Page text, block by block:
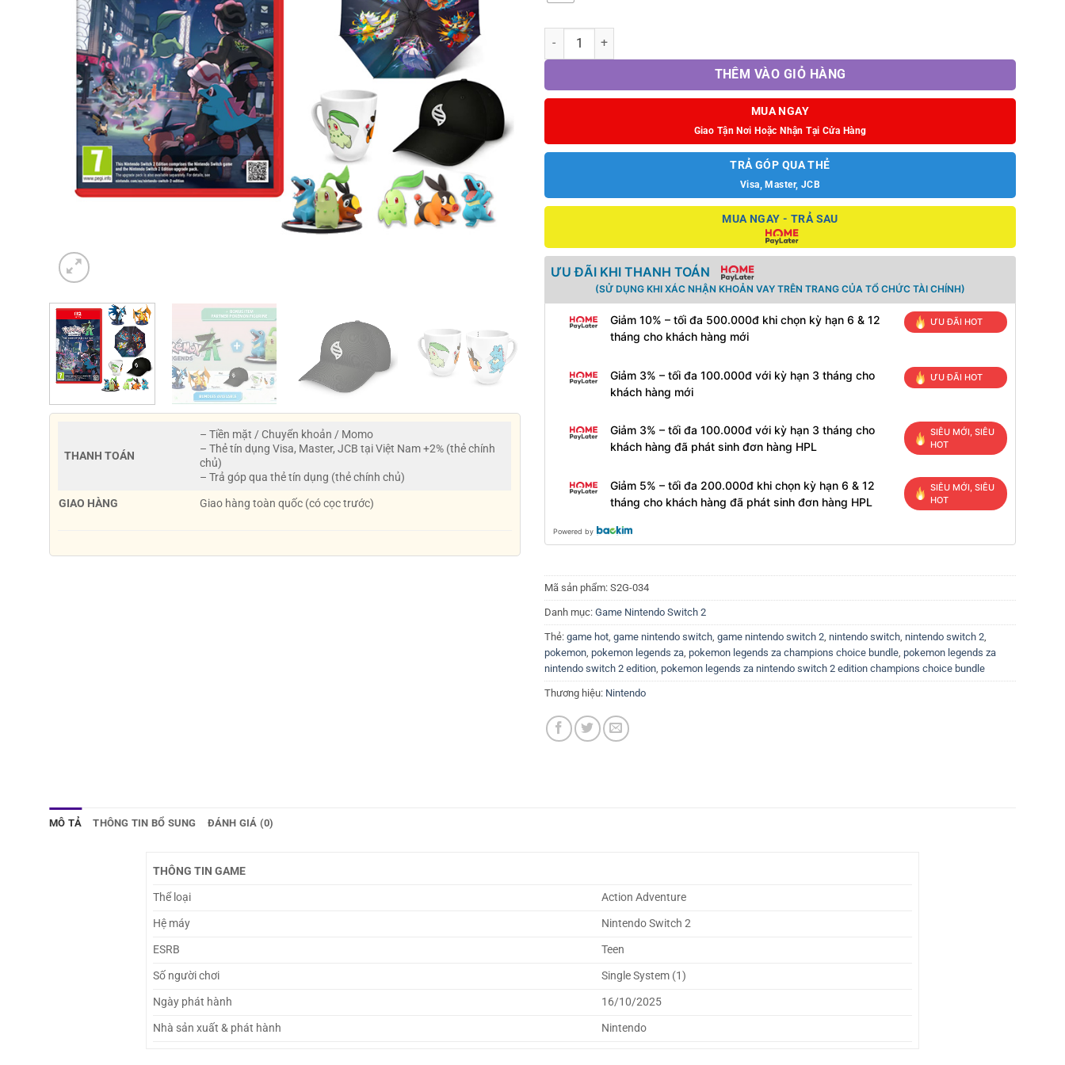
THANH TOÁN
– Tiền mặt / Chuyển khoản / Momo
– Thẻ tín dụng Visa, Master, JCB tại Việt Nam +2% (thẻ chính
chủ)
– Trả góp qua thẻ tín dụng (thẻ chính chủ)
GIAO HÀNG
Giao hàng toàn quốc (có cọc trước)
Game Pokemon Legends: Z-A Champion's Choice Bundle số lượng
THÊM VÀO GIỎ HÀNG
MUA NGAY
Giao Tận Nơi Hoặc Nhận Tại Cửa Hàng
TRẢ GÓP QUA THẺ
Visa, Master, JCB
MUA NGAY - TRẢ SAU
ƯU ĐÃI KHI THANH TOÁN
(SỬ DỤNG KHI XÁC NHẬN KHOẢN VAY TRÊN TRANG CỦA TỔ CHỨC TÀI CHÍNH)
Giảm 10% – tối đa 500.000đ khi chọn kỳ hạn 6 & 12
tháng cho khách hàng mới
ƯU ĐÃI HOT
Giảm 3% – tối đa 100.000đ với kỳ hạn 3 tháng cho
khách hàng mới
ƯU ĐÃI HOT
Giảm 3% – tối đa 100.000đ với kỳ hạn 3 tháng cho
khách hàng đã phát sinh đơn hàng HPL
SIÊU MỚI, SIÊU
HOT
Giảm 5% – tối đa 200.000đ khi chọn kỳ hạn 6 & 12
tháng cho khách hàng đã phát sinh đơn hàng HPL
SIÊU MỚI, SIÊU
HOT
Powered by
Mã sản phẩm: S2G-034
Danh mục: Game Nintendo Switch 2
Thẻ: game hot, game nintendo switch, game nintendo switch 2, nintendo switch, nintendo switch 2,
pokemon, pokemon legends za, pokemon legends za champions choice bundle, pokemon legends za
nintendo switch 2 edition, pokemon legends za nintendo switch 2 edition champions choice bundle
Thương hiệu: Nintendo
MÔ TẢ THÔNG TIN BỔ SUNG ĐÁNH GIÁ (0)
THÔNG TIN GAME
Thể loại
Action Adventure
Hệ máy
Nintendo Switch 2
ESRB
Teen
Số người chơi
Single System (1)
Ngày phát hành
16/10/2025
Nhà sản xuất & phát hành
Nintendo